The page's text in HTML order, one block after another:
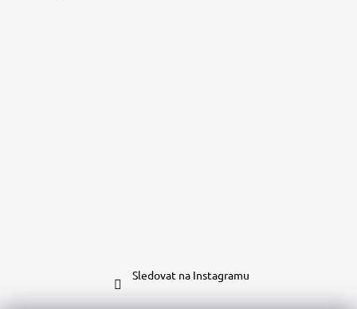
Sledovat na Instagramu